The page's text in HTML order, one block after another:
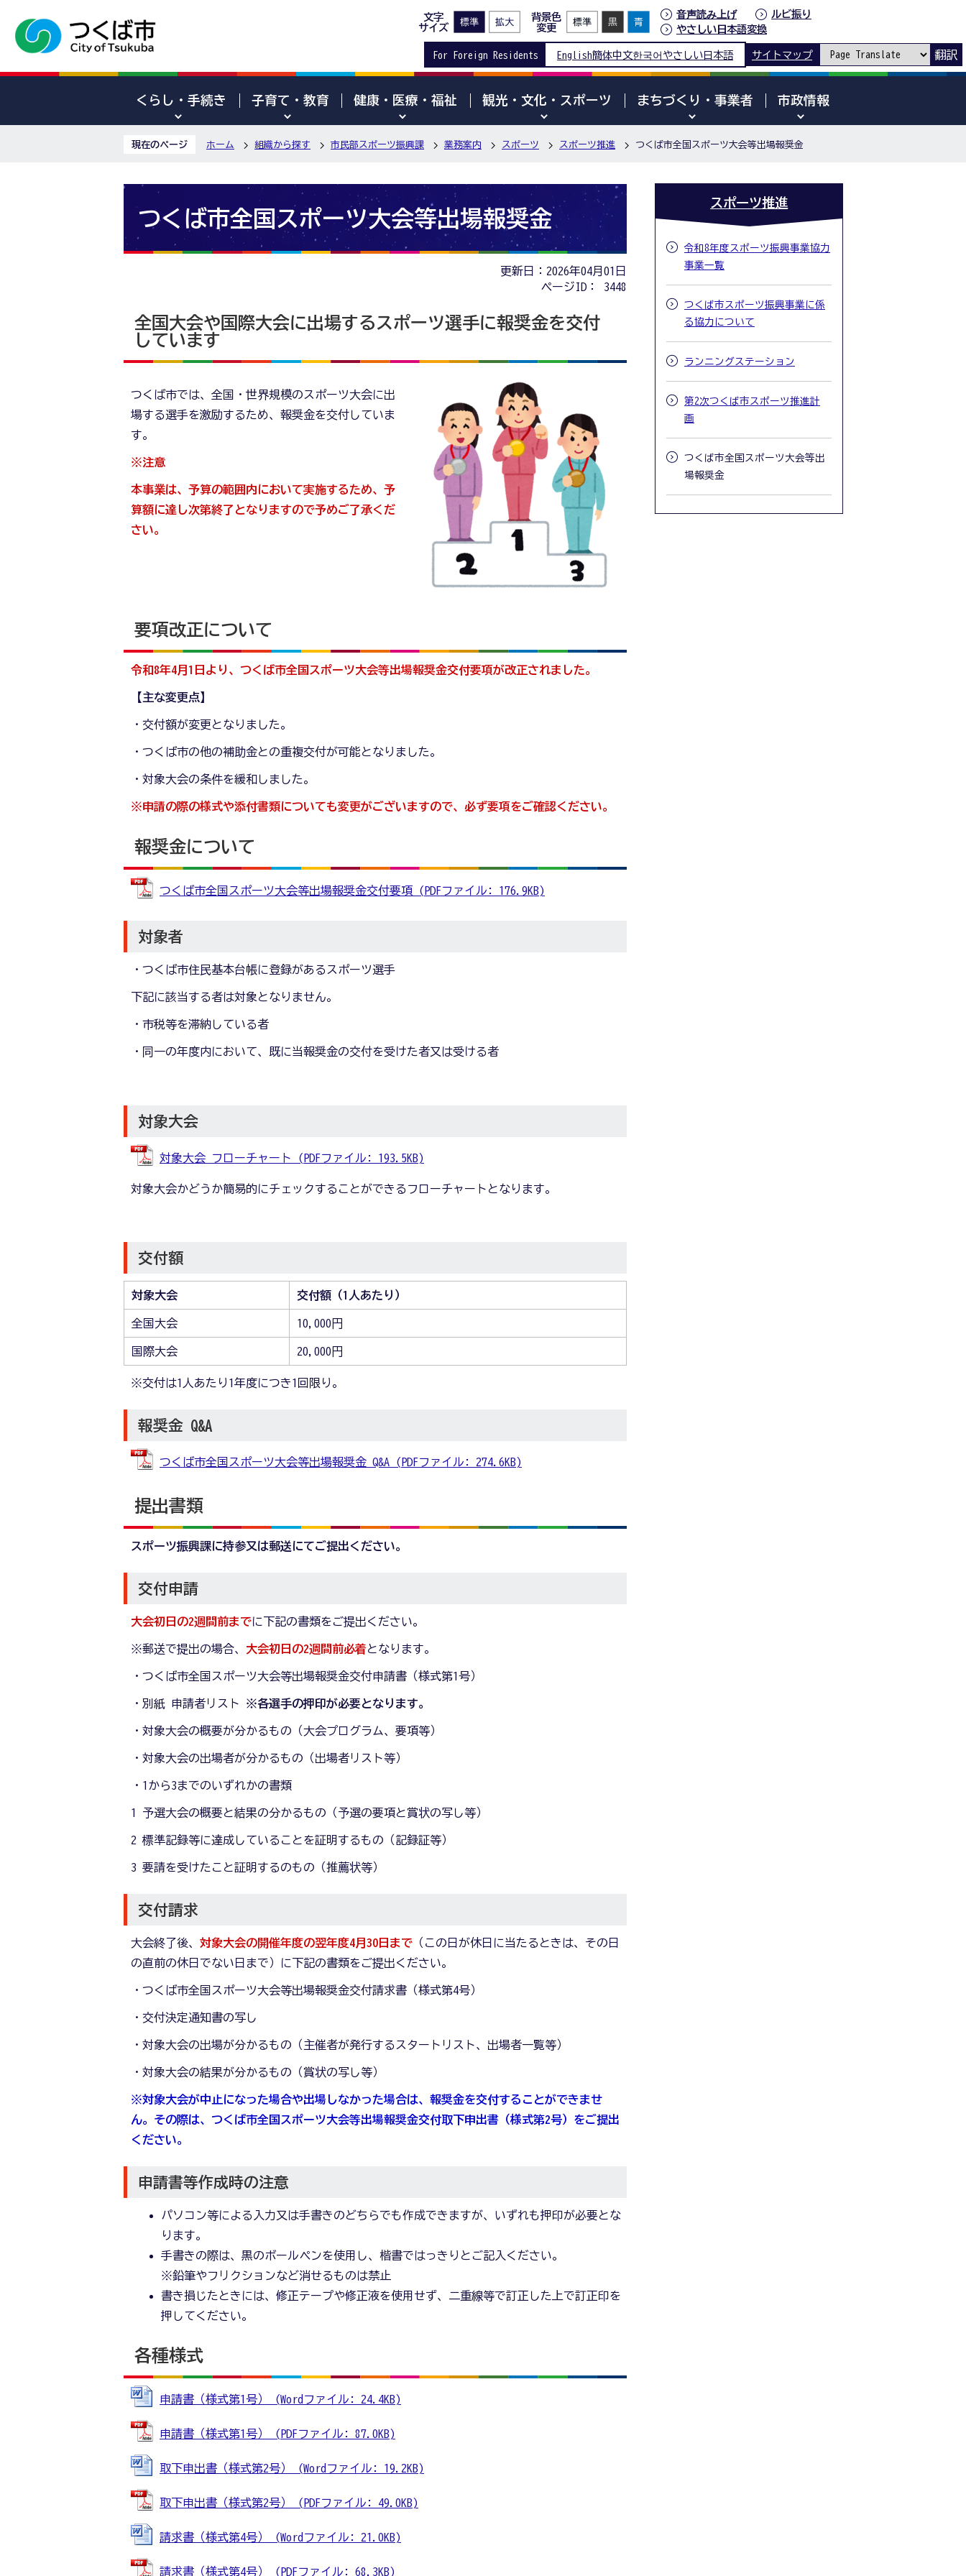
文字
サイズ
背景色
変更
音声読み上げ
ルビ振り
やさしい日本語変換
For Foreign Residents English簡体中文한국어 やさしい日本語 サイトマップ 翻訳
くらし・手続き 子育て・教育 健康・医療・福祉 観光・文化・スポーツ まちづくり・事業者 市政情報
現在のページ ホーム 組織から探す 市民部スポーツ振興課 業務案内 スポーツ スポーツ推進 つくば市全国スポーツ大会等出場報奨金
つくば市全国スポーツ大会等出場報奨金
更新日：2026年04月01日
ページID：
3448
全国大会や国際大会に出場するスポーツ選手に報奨金を交付
しています
つくば市では、全国・世界規模のスポーツ大会に出
場する選手を激励するため、報奨金を交付していま
す。
※注意
本事業は、予算の範囲内において実施するため、予
算額に達し次第終了となりますので予めご了承くだ
さい。
要項改正について
令和8年4月1日より、つくば市全国スポーツ大会等出場報奨金交付要項が改正されました。
【主な変更点】
・交付額が変更となりました。
・つくば市の他の補助金との重複交付が可能となりました。
・対象大会の条件を緩和しました。
※申請の際の様式や添付書類についても変更がございますので、必ず要項をご確認ください。
報奨金について
つくば市全国スポーツ大会等出場報奨金交付要項 (PDFファイル: 176.9KB)
対象者
・つくば市住民基本台帳に登録があるスポーツ選手
下記に該当する者は対象となりません。
・市税等を滞納している者
・同一の年度内において、既に当報奨金の交付を受けた者又は受ける者
対象大会
対象大会 フローチャート (PDFファイル: 193.5KB)
対象大会かどうか簡易的にチェックすることができるフローチャートとなります。
交付額
対象大会 交付額（1人あたり）
全国大会 10,000円
国際大会 20,000円
※交付は1人あたり1年度につき1回限り。
報奨金 Q&A
つくば市全国スポーツ大会等出場報奨金 Q&A (PDFファイル: 274.6KB)
提出書類
スポーツ振興課に持参又は郵送にてご提出ください。
交付申請
大会初日の2週間前までに下記の書類をご提出ください。
※郵送で提出の場合、 大会初日の2週間前必着となります。
・つくば市全国スポーツ大会等出場報奨金交付申請書（様式第1号）
・別紙 申請者リスト ※各選手の押印が必要となります。
・対象大会の概要が分かるもの（大会プログラム、要項等）
・対象大会の出場者が分かるもの（出場者リスト等）
・1から3までのいずれかの書類
1 予選大会の概要と結果の分かるもの（予選の要項と賞状の写し等）
2 標準記録等に達成していることを証明するもの（記録証等）
3 要請を受けたこと証明するのもの（推薦状等）
交付請求
大会終了後、 対象大会の開催年度の翌年度4月30日まで （この日が休日に当たるときは、その日
の直前の休日でない日まで）に下記の書類をご提出ください。
・つくば市全国スポーツ大会等出場報奨金交付請求書（様式第4号）
・交付決定通知書の写し
・対象大会の出場が分かるもの（主催者が発行するスタートリスト、出場者一覧等）
・対象大会の結果が分かるもの（賞状の写し等）
※対象大会が中止になった場合や出場しなかった場合は、報奨金を交付することができませ
ん。その際は、つくば市全国スポーツ大会等出場報奨金交付取下申出書（様式第2号）をご提出
ください。
申請書等作成時の注意
パソコン等による入力又は手書きのどちらでも作成できますが、いずれも押印が必要とな
ります。
手書きの際は、黒のボールペンを使用し、楷書ではっきりとご記入ください。
※鉛筆やフリクションなど消せるものは禁止
書き損じたときには、修正テープや修正液を使用せず、二重線等で訂正した上で訂正印を
押してください。
各種様式
申請書（様式第1号） (Wordファイル: 24.4KB)
申請書（様式第1号） (PDFファイル: 87.0KB)
取下申出書（様式第2号） (Wordファイル: 19.2KB)
取下申出書（様式第2号） (PDFファイル: 49.0KB)
請求書（様式第4号） (Wordファイル: 21.0KB)
請求書（様式第4号） (PDFファイル: 68.3KB)
スポーツ推進
令和8年度スポーツ振興事業協力
事業一覧
つくば市スポーツ振興事業に係
る協力について
ランニングステーション
第2次つくば市スポーツ推進計
画
つくば市全国スポーツ大会等出
場報奨金